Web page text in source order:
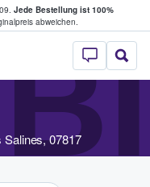
Jede Bestellung ist 100%
abweichen.
StubHub - Wo
07817